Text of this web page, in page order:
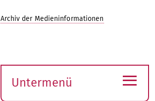
Archiv der Medieninformationen
Untermenü
≡